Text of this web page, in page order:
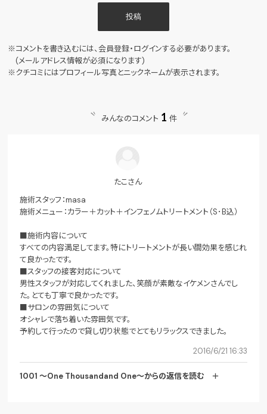
投稿
※コメントを書き込むには、会員登録・ログインする必要があります。
(メールアドレス情報が必須になります)
※クチコミにはプロフィール写真とニックネームが表示されます。
みんなのコメント 1 件
たこさん
施術スタッフ：masa
施術メニュー：カラー＋カット＋インフェノムトリートメント（S･B込）
■施術内容について
すべての内容満足してます。特にトリートメントが長い間効果を感じれ
て良かったです。
■スタッフの接客対応について
男性スタッフが対応してくれました、笑顔が素敵なイケメンさんでし
た。とても丁寧で良かったです。
■サロンの雰囲気について
オシャレで落ち着いた雰囲気です。
予約して行ったので貸し切り状態でとてもリラックスできました。
2016/6/21 16:33
1001 ～One Thousandand One～からの返信を読む ＋